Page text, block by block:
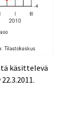
käsittelevä